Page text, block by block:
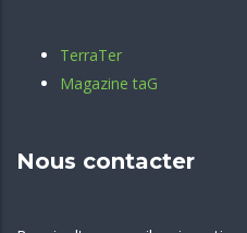
TerraTer
Magazine taG
Nous contacter